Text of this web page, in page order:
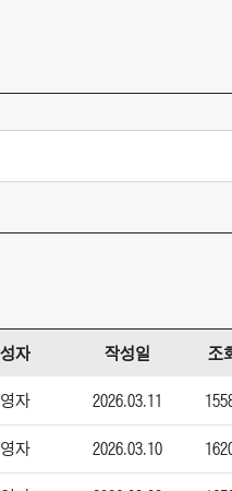
자 작성일 조
자 2026.03.11
자 2026.03.10